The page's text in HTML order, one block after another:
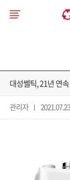
대성쎌틱, 21년 연
관리자 2021.07.23